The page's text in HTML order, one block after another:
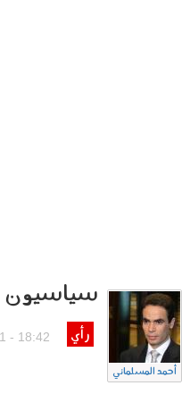
أحمد المسلماني
سياسيون
رأي - 18:42